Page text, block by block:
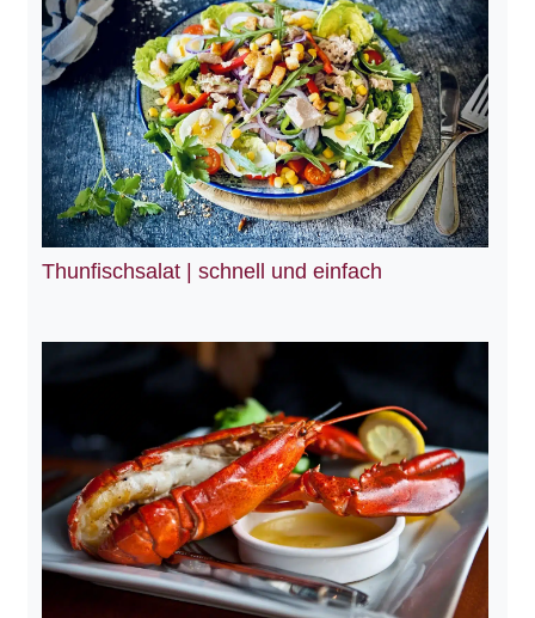
Thunfischsalat | schnell und einfach